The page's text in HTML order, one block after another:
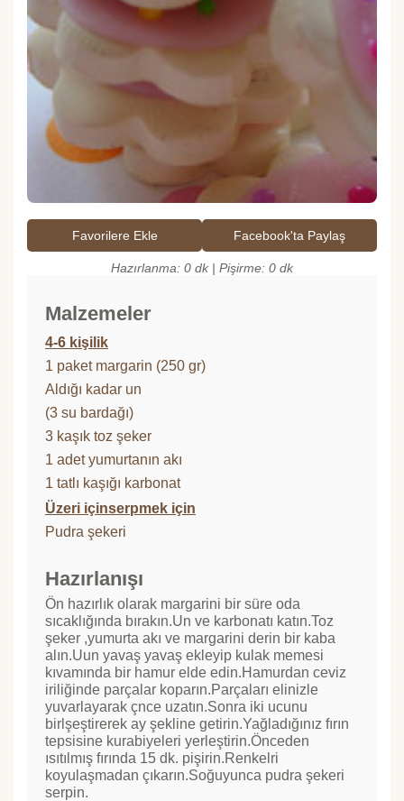
Favorilere Ekle Facebook'ta Paylaş
Hazırlanma: 0 dk | Pişirme: 0 dk
Malzemeler
4-6 kişilik
1 paket margarin (250 gr)
Aldığı kadar un
(3 su bardağı)
3 kaşık toz şeker
1 adet yumurtanın akı
1 tatlı kaşığı karbonat
Üzeri içinserpmek için
Pudra şekeri
Hazırlanışı
Ön hazırlık olarak margarini bir süre oda
sıcaklığında bırakın.Un ve karbonatı katın.Toz
şeker ,yumurta akı ve margarini derin bir kaba
alın.Uun yavaş yavaş ekleyip kulak memesi
kıvamında bir hamur elde edin.Hamurdan ceviz
iriliğinde parçalar koparın.Parçaları elinizle
yuvarlayarak çnce uzatın.Sonra iki ucunu
birlşeştirerek ay şekline getirin.Yağladığınız fırın
tepsisine kurabiyeleri yerleştirin.Önceden
ısıtılmış fırında 15 dk. pişirin.Renkelri
koyulaşmadan çıkarın.Soğuyunca pudra şekeri
serpin.